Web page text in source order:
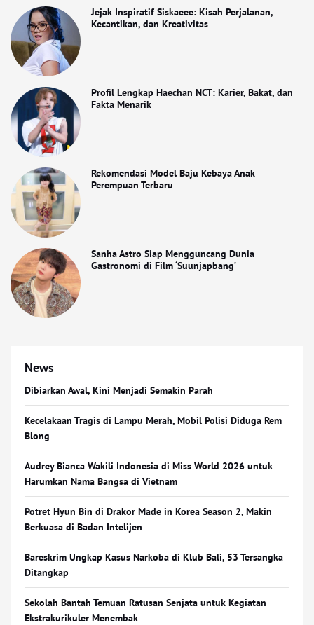
Jejak Inspiratif Siskaeee: Kisah Perjalanan,
Kecantikan, dan Kreativitas
Profil Lengkap Haechan NCT: Karier, Bakat, dan
Fakta Menarik
Rekomendasi Model Baju Kebaya Anak
Perempuan Terbaru
Sanha Astro Siap Mengguncang Dunia
Gastronomi di Film ‘Suunjapbang’
News
Dibiarkan Awal, Kini Menjadi Semakin Parah
Kecelakaan Tragis di Lampu Merah, Mobil Polisi Diduga Rem
Blong
Audrey Bianca Wakili Indonesia di Miss World 2026 untuk
Harumkan Nama Bangsa di Vietnam
Potret Hyun Bin di Drakor Made in Korea Season 2, Makin
Berkuasa di Badan Intelijen
Bareskrim Ungkap Kasus Narkoba di Klub Bali, 53 Tersangka
Ditangkap
Sekolah Bantah Temuan Ratusan Senjata untuk Kegiatan
Ekstrakurikuler Menembak